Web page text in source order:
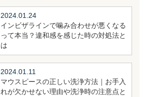
2024.01.24
インビザラインで噛み合わせが悪くなる
って本当？違和感を感じた時の対処法と
は
2024.01.11
マウスピースの正しい洗浄方法｜お手入
れが欠かせない理由や洗浄時の注意点と